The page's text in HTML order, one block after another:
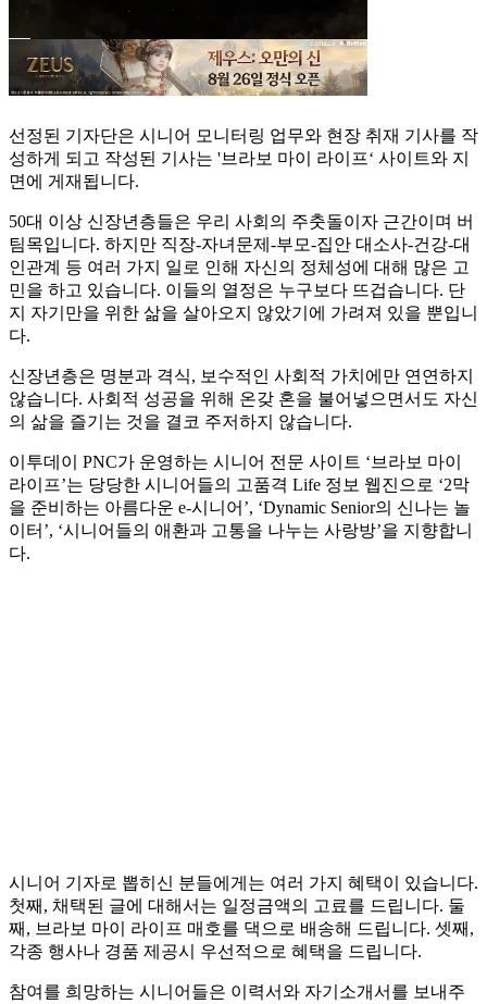
선정된 기자단은 시니어 모니터링 업무와 현장 취재 기사를 작
성하게 되고 작성된 기사는 '브라보 마이 라이프‘ 사이트와 지
면에 게재됩니다.
50대 이상 신장년층들은 우리 사회의 주춧돌이자 근간이며 버
팀목입니다. 하지만 직장-자녀문제-부모-집안 대소사-건강-대
인관계 등 여러 가지 일로 인해 자신의 정체성에 대해 많은 고
민을 하고 있습니다. 이들의 열정은 누구보다 뜨겁습니다. 단
지 자기만을 위한 삶을 살아오지 않았기에 가려져 있을 뿐입니
다.
신장년층은 명분과 격식, 보수적인 사회적 가치에만 연연하지
않습니다. 사회적 성공을 위해 온갖 혼을 불어넣으면서도 자신
의 삶을 즐기는 것을 결코 주저하지 않습니다.
이투데이 PNC가 운영하는 시니어 전문 사이트 ‘브라보 마이
라이프’는 당당한 시니어들의 고품격 Life 정보 웹진으로 ‘2막
을 준비하는 아름다운 e-시니어’, ‘Dynamic Senior의 신나는 놀
이터’, ‘시니어들의 애환과 고통을 나누는 사랑방’을 지향합니
다.
시니어 기자로 뽑히신 분들에게는 여러 가지 혜택이 있습니다.
첫째, 채택된 글에 대해서는 일정금액의 고료를 드립니다. 둘
째, 브라보 마이 라이프 매호를 댁으로 배송해 드립니다. 셋째,
각종 행사나 경품 제공시 우선적으로 혜택을 드립니다.
참여를 희망하는 시니어들은 이력서와 자기소개서를 보내주